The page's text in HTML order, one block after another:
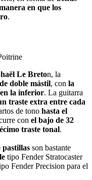
en que los
.
Le Breton, la
doble mástil, con la
la inferior. La guitarra
traste extra entre cada
de tono hasta el
con el bajo de 32
traste tonal.
pastillas son bastante
tipo Fender Stratocaster
Fender Precision para el